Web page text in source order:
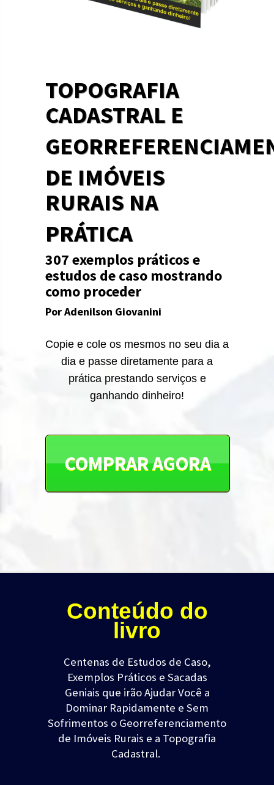
TOPOGRAFIA
CADASTRAL E
DE IMÓVEIS
RURAIS NA
PRÁTICA
307 exemplos práticos e
estudos de caso mostrando
como proceder
Por Adenilson Giovanini
Copie e cole os mesmos no seu dia a
dia e passe diretamente para a
prática prestando serviços e
ganhando dinheiro!
COMPRAR AGORA
Conteúdo do
livro
Centenas de Estudos de Caso,
Exemplos Práticos e Sacadas
Geniais que irão Ajudar Você a
Dominar Rapidamente e Sem
Sofrimentos o Georreferenciamento
de Imóveis Rurais e a Topografia
Cadastral.